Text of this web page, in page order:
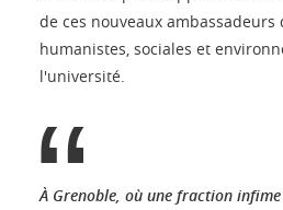
de ces nouveaux
humanistes, sociales et
l'université.
À Grenoble, où une fraction